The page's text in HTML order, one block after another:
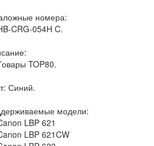
номера:
CRG-054H C.
TOP80.
Синий.
модели:
LBP 621
LBP 621CW